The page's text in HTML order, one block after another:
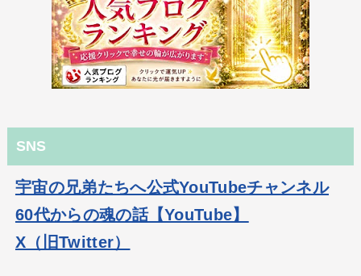
SNS
宇宙の兄弟たちへ公式YouTubeチャンネル
60代からの魂の話【YouTube】
X（旧Twitter）